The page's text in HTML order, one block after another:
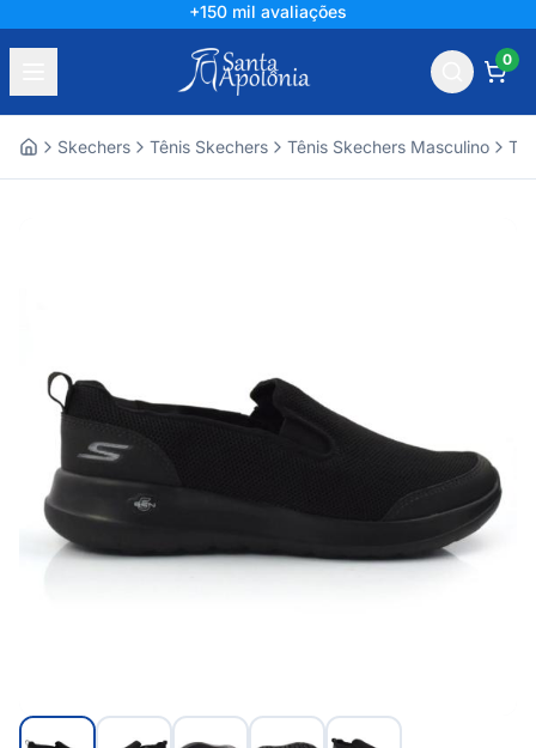
+150 mil avaliações
0
Skechers Tênis Skechers Tênis Skechers Masculino